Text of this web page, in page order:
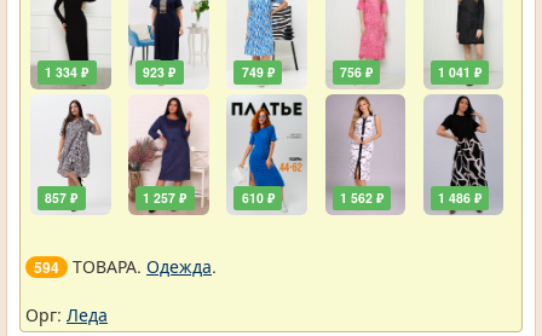
1 334 ₽
857 ₽
923 ₽
1 257 ₽
749 ₽
610 ₽
756 ₽
1 562 ₽
1 041 ₽
1 486 ₽
594 ТОВАРА. Одежда.
Орг: Леда